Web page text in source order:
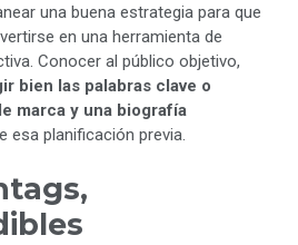
una buena estrategia para que
en una herramienta de
Conocer al público objetivo,
bien las palabras clave o
marca y una biografía
esa planificación previa.